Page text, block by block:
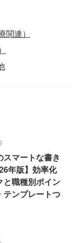
関連）
スマートな書き
年版】効率化
と職種別ポイン
テンプレートつ